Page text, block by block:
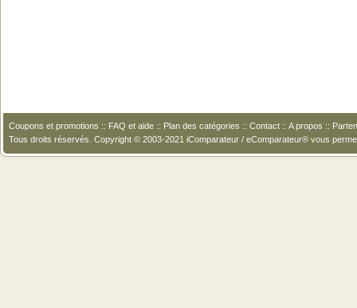
Coupons et promotions :: FAQ et aide :: Plan des catégories :: Contact :: A propos ::
Tous droits réservés. Copyright © 2003-2021 iComparateur / eComparateur® vous